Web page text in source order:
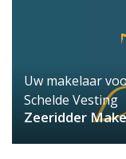
Uw makelaar
Schelde Vesting
Zeeridder